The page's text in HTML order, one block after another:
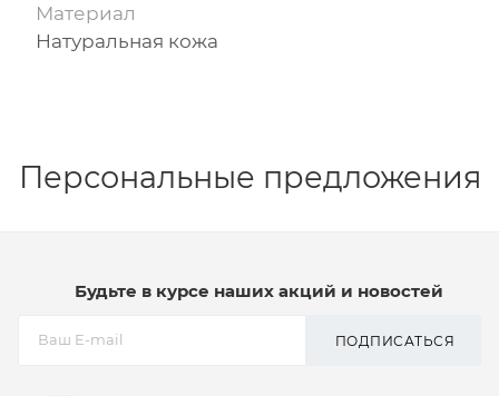
Материал
Натуральная кожа
Персональные предложения
Будьте в курсе наших акций и новостей
ПОДПИСАТЬСЯ